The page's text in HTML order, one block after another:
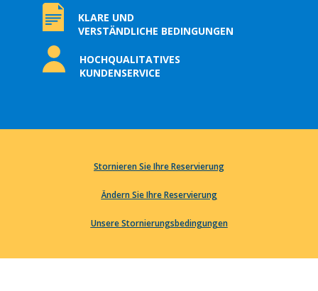
KLARE UND
VERSTÄNDLICHE BEDINGUNGEN
HOCHQUALITATIVES
KUNDENSERVICE
Stornieren Sie Ihre Reservierung
Ändern Sie Ihre Reservierung
Unsere Stornierungsbedingungen